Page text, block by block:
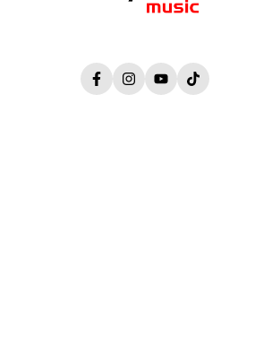
FacebookInstagramYouTubeTikTok